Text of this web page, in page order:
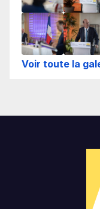
Voir toute la